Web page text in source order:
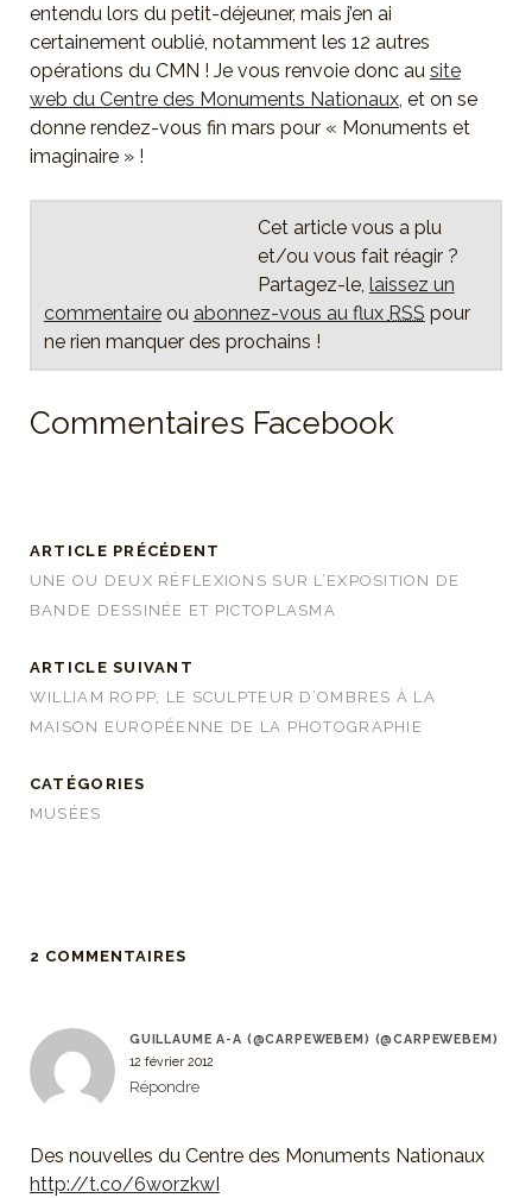
entendu lors du petit-déjeuner, mais j’en ai
certainement oublié, notamment les 12 autres
opérations du CMN ! Je vous renvoie donc au site
web du Centre des Monuments Nationaux, et on se
donne rendez-vous fin mars pour « Monuments et
imaginaire » !
Cet article vous a plu
et/ou vous fait réagir ?
Partagez-le, laissez un
commentaireou abonnez-vous au flux RSS pour
ne rien manquer des prochains !
Commentaires Facebook
ARTICLE PRÉCÉDENT
UNE OU DEUX RÉFLEXIONS SUR L’EXPOSITION DE
BANDE DESSINÉE ET PICTOPLASMA
ARTICLE SUIVANT
WILLIAM ROPP, LE SCULPTEUR D’OMBRES À LA
MAISON EUROPÉENNE DE LA PHOTOGRAPHIE
CATÉGORIES
MUSÉES
2 COMMENTAIRES
GUILLAUME A-A (@CARPEWEBEM) (@CARPEWEBEM)
12 février 2012
Répondre
Des nouvelles du Centre des Monuments Nationaux
http://t.co/6worzkwI